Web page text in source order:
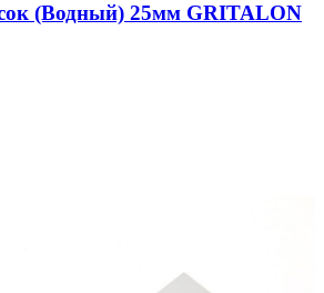
(Водный) 25мм GRITALON